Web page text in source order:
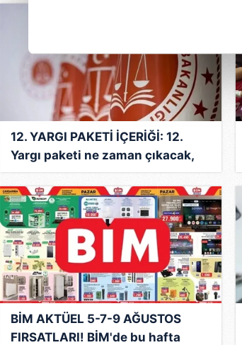
Her halükârda, kullanıcılar, bu
Sizlere daha iyi bir hizmet sunabilmek
çerezler vasıtasıyla çeşitli kişisel
amacıyla kullanılmaktadır. Diğer
reklam/pazarlama faaliyetlerinin
Çerezlere ilişkin tercihlerinizi aşağıda
butonuna tıklayabilir,Çerez
6698 sayılı Kişisel Verilerin Korunması
mevzuata uygun olarak kullanılan
12. YARGI PAKETİ İÇERİĞİ: 12.
Yargı paketi ne zaman çıkacak,
Meclis'ten geçti mi?
BİM AKTÜEL 5-7-9 AĞUSTOS
FIRSATLARI! BİM'de bu hafta